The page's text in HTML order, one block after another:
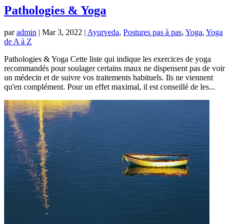
Pathologies & Yoga
paradmin | Mar 3, 2022 | Ayurveda, Postures pas à pas, Yoga, Yoga
de A à Z
Pathologies & Yoga Cette liste qui indique les exercices de yoga
recommandés pour soulager certains maux ne dispensent pas de voir
un médecin et de suivre vos traitements habituels. Ils ne viennent
qu'en complément. Pour un effet maximal, il est conseillé de les...